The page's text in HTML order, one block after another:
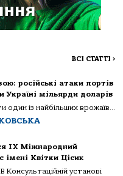
ВСІ СТАТТІ >
російські атаки портів
мільярди доларів
один із найбільших врожаїв...
IX Міжнародний
імені Квітки Цісик
установі